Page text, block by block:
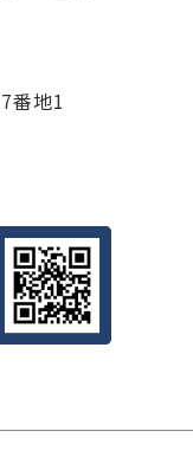
番地1